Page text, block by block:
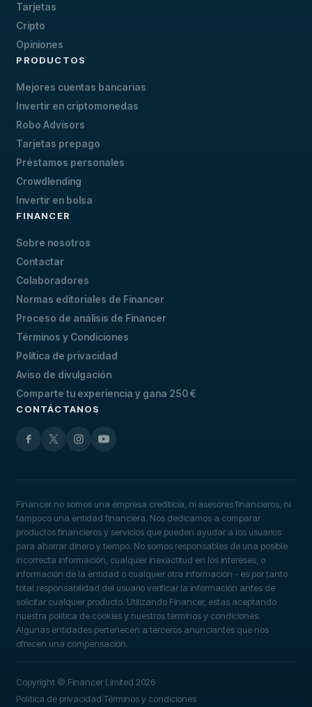
Tarjetas
Cripto
Opiniones
PRODUCTOS
Mejores cuentas bancarias
Invertir en criptomonedas
Robo Advisors
Tarjetas prepago
Préstamos personales
Crowdlending
Invertir en bolsa
FINANCER
Sobre nosotros
Contactar
Colaboradores
Normas editoriales de Financer
Proceso de análisis de Financer
Términos y Condiciones
Política de privacidad
Aviso de divulgación
Comparte tu experiencia y gana 250 €
CONTÁCTANOS
Financer no somos una empresa crediticia, ni asesores financieros, ni
tampoco una entidad financiera. Nos dedicamos a comparar
productos financieros y servicios que pueden ayudar a los usuarios
para ahorrar dinero y tiempo. No somos responsables de una posible
incorrecta información, cualquier inexactitud en los intereses, o
información de la entidad o cualquier otra información - es por tanto
total responsabilidad del usuario verificar la información antes de
solicitar cualquier producto. Utilizando Financer, estas aceptando
nuestra política de cookies y nuestros términos y condiciones.
Algunas entidades pertenecen a terceros anunciantes que nos
ofrecen una compensación.
Copyright © Financer Limited 2026
Política de privacidad |Términos y condiciones